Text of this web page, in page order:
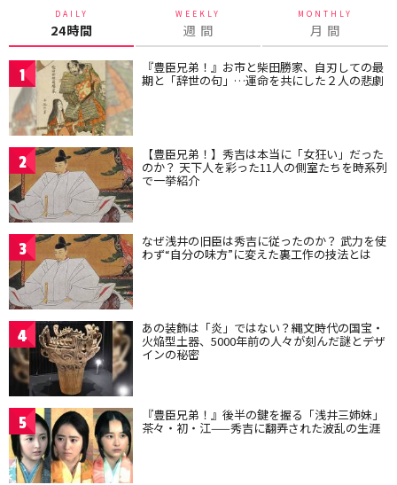
DAILY
24時間
WEEKLY
週 間
MONTHLY
月 間
1 『豊臣兄弟！』お市と柴田勝家、自刃しての最
期と「辞世の句」…運命を共にした２人の悲劇
2 【豊臣兄弟！】秀吉は本当に「女狂い」だった
のか？ 天下人を彩った11人の側室たちを時系列
で一挙紹介
3 なぜ浅井の旧臣は秀吉に従ったのか？ 武力を使
わず“自分の味方”に変えた裏工作の技法とは
4 あの装飾は「炎」ではない？縄文時代の国宝・
火焔型土器、5000年前の人々が刻んだ謎とデザ
インの秘密
5 『豊臣兄弟！』後半の鍵を握る「浅井三姉妹」
茶々・初・江——秀吉に翻弄された波乱の生涯